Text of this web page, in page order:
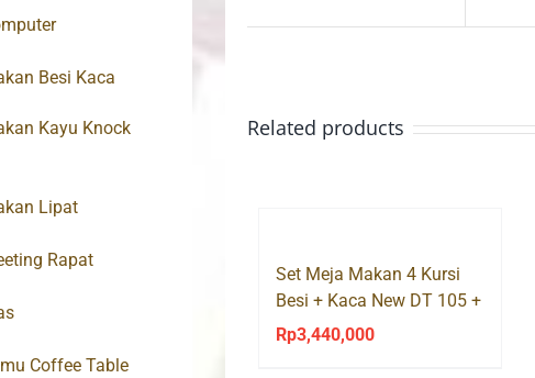
Related products
Set Meja Makan 4 Kursi
Besi + Kaca New DT 105 +
DC 301 Success
Rp3,440,000
Besi Kaca
Kayu Knock
Lipat
Rapat
Coffee Table